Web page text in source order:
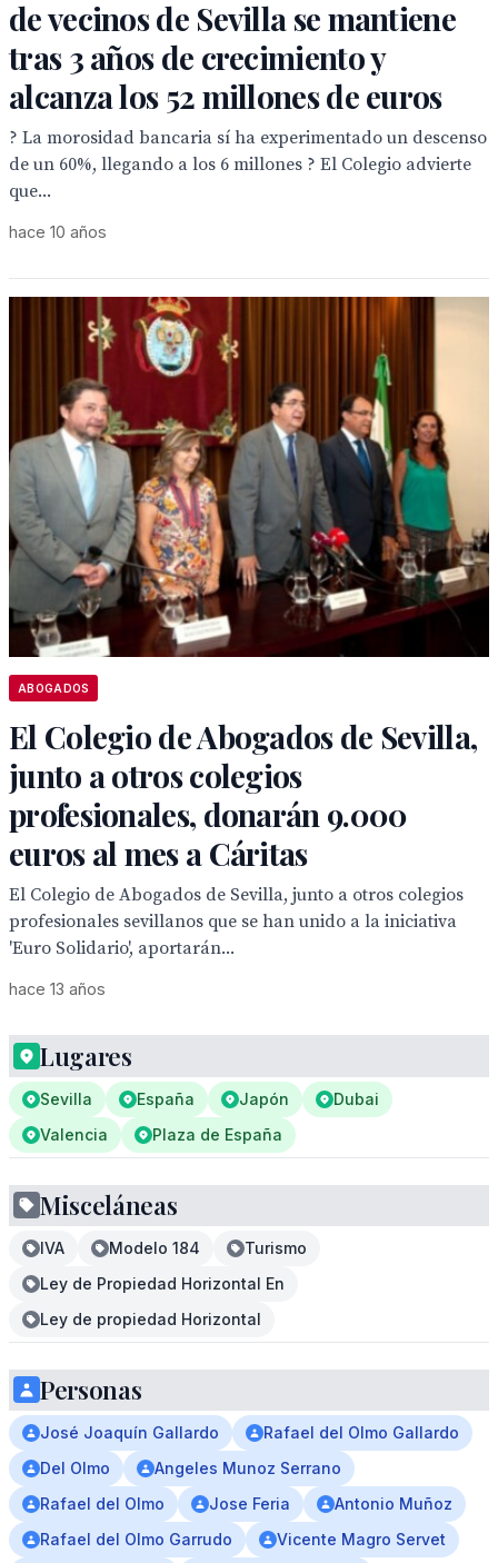
de vecinos de Sevilla se mantiene
tras 3 años de crecimiento y
alcanza los 52 millones de euros
? La morosidad bancaria sí ha experimentado un descenso
de un 60%, llegando a los 6 millones ? El Colegio advierte
que...
hace 10 años
ABOGADOS
El Colegio de Abogados de Sevilla,
junto a otros colegios
profesionales, donarán 9.000
euros al mes a Cáritas
El Colegio de Abogados de Sevilla, junto a otros colegios
profesionales sevillanos que se han unido a la iniciativa
'Euro Solidario', aportarán...
hace 13 años
Lugares
Sevilla España Japón
Dubai
Valencia
Plaza de España
Misceláneas
IVA Modelo 184
Turismo
Ley de Propiedad Horizontal En
Ley de propiedad Horizontal
Personas
José Joaquín Gallardo
Rafael del Olmo Gallardo
Del Olmo
Angeles Munoz Serrano
Rafael del Olmo
Jose Feria
Antonio Muñoz
Rafael del Olmo Garrudo
Vicente Magro Servet